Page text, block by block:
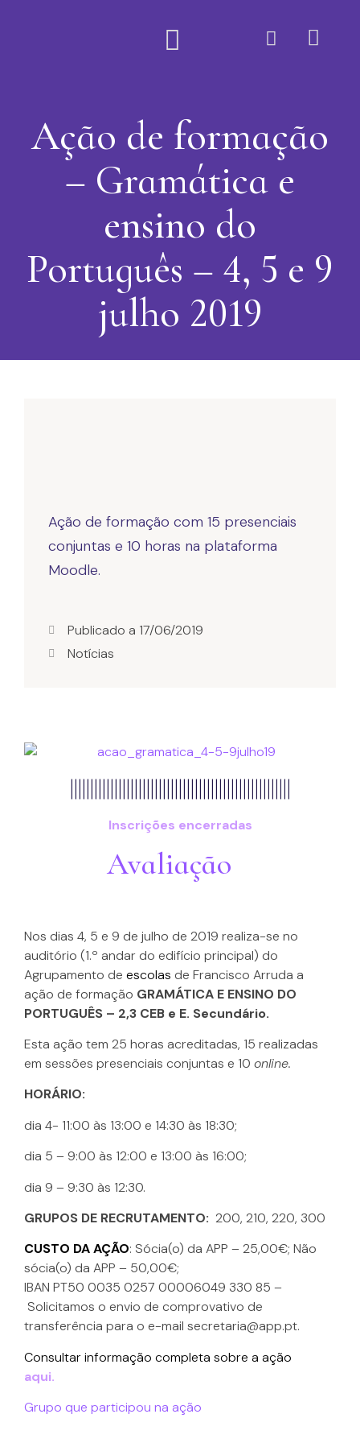
Ação de formação
– Gramática e
ensino do
Português – 4, 5 e 9
julho 2019
Ação de formação com 15 presenciais
conjuntas e 10 horas na plataforma
Publicado a 17/06/2019
Notícias
|||||||||||||||||||||||||||||||||||||||||||||||||||||||
Inscrições encerradas
Avaliação
Nos dias 4, 5 e 9 de julho de 2019 realiza-se no
auditório (1.º andar do edifício principal) do
Agrupamento de escolas de Francisco Arruda a
ação de formação GRAMÁTICA E ENSINO DO
PORTUGUÊS – 2,3 CEB e E. Secundário.
Esta ação tem 25 horas acreditadas, 15 realizadas
em sessões presenciais conjuntas e 10 online.
HORÁRIO:
dia 4- 11:00 às 13:00 e 14:30 às 18:30;
dia 5 – 9:00 às 12:00 e 13:00 às 16:00;
dia 9 – 9:30 às 12:30.
GRUPOS DE RECRUTAMENTO: 200, 210, 220, 300
CUSTO DA AÇÃO: Sócia(o) da APP – 25,00€; Não
sócia(o) da APP – 50,00€;
IBAN PT50 0035 0257 00006049 330 85 –
Solicitamos o envio de comprovativo de
transferência para o e-mail secretaria@app.pt.
Consultar informação completa sobre a ação
aqui.
Grupo que participou na ação